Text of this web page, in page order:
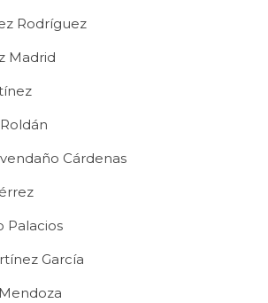
Rodríguez
Madrid
Cárdenas
Palacios
García